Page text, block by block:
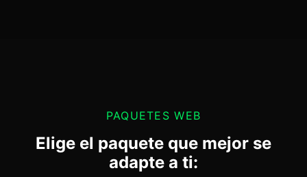
PAQUETES WEB
Elige el paquete que mejor se
adapte a ti: